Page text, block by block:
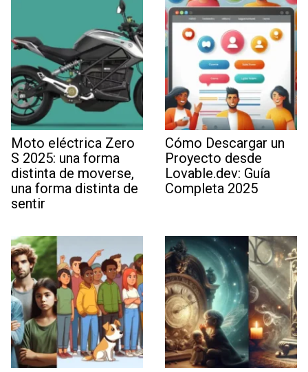
Moto eléctrica Zero
S 2025: una forma
distinta de moverse,
una forma distinta de
sentir
Cómo Descargar un
Proyecto desde
Lovable.dev: Guía
Completa 2025